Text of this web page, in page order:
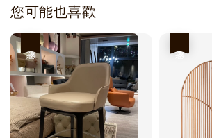
您可能也喜歡